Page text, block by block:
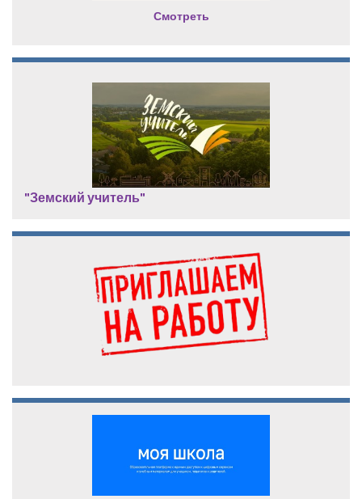
Смотреть
"Земский учитель"